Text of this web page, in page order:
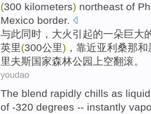
(300 kilometers) northeast of
Mexico border.
与此同时 ， 大火引起的一朵巨大
英里(300公里) ， 靠近亚利桑那和
里夫斯国家森林公园 上空翻滚。
youdao
The blend rapidly chills as liquid
of -320 degrees -- instantly